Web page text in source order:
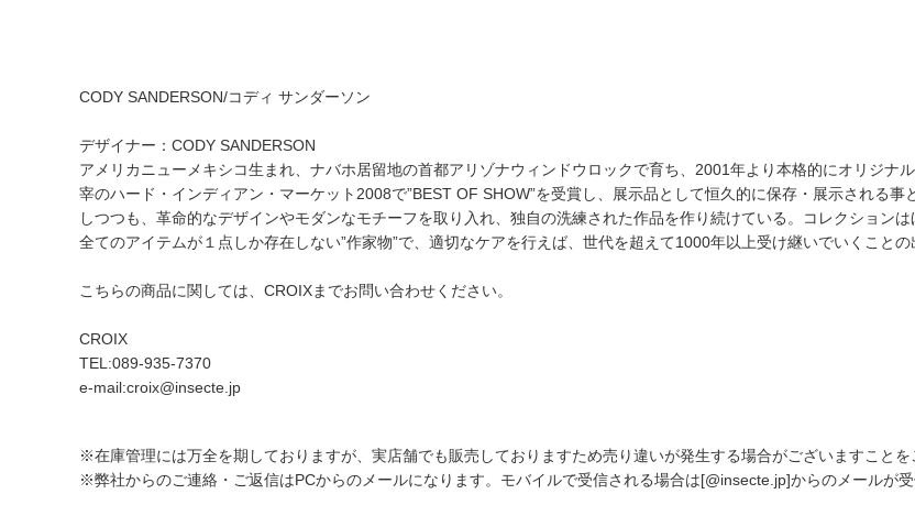
CODY SANDERSON/コディ サンダーソン
デザイナー：CODY SANDERSON
アメリカニューメキシコ生まれ、ナバホ居留地の首都アリゾナウィンドウロックで育ち、2001年より本格的にオリジナ
宰のハード・インディアン・マーケット2008で”BEST OF SHOW”を受賞し、展示品として恒久的に保存・展示される
しつつも、革命的なデザインやモダンなモチーフを取り入れ、独自の洗練された作品を作り続けている。コレクション
全てのアイテムが１点しか存在しない”作家物”で、適切なケアを行えば、世代を超えて1000年以上受け継いでいくことの
こちらの商品に関しては、CROIXまでお問い合わせください。
CROIX
TEL:089-935-7370
e-mail:croix@insecte.jp
※在庫管理には万全を期しておりますが、実店舗でも販売しておりますため売り違いが発生する場合がございますことを
※弊社からのご連絡・ご返信はPCからのメールになります。モバイルで受信される場合は[@insecte.jp]からのメールが受